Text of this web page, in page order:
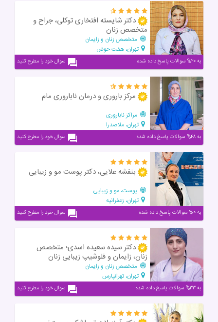
دکتر شایسته افتخاری توکلی، جراح و
متخصص زنان
متخصص زنان و زایمان
تهران، هفت حوض
به ۲۰% سوالات پاسخ داده شده سوال خود را مطرح کنید
مرکز باروری و درمان ناباروری مام
مراکز ناباروری
تهران، ملاصدرا
به ۴۸% سوالات پاسخ داده شده سوال خود را مطرح کنید
بنفشه علایی، دکتر پوست مو و زیبایی
پوست، مو و زیبایی
تهران، زعفرانیه
به ۰% سوالات پاسخ داده شده سوال خود را مطرح کنید
دکتر سیده سعیده اسدی؛ متخصص
زنان، زایمان و فلوشیپ زیبایی زنان
متخصص زنان و زایمان
تهران، تهرانپارس
به ۳۳% سوالات پاسخ داده شده سوال خود را مطرح کنید